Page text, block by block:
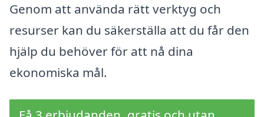
Genom att använda rätt verktyg och
resurser kan du säkerställa att du får den
hjälp du behöver för att nå dina
ekonomiska mål.